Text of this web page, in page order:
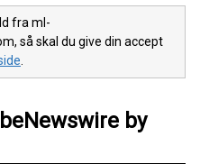
fra ml-
så skal du give din accept
by